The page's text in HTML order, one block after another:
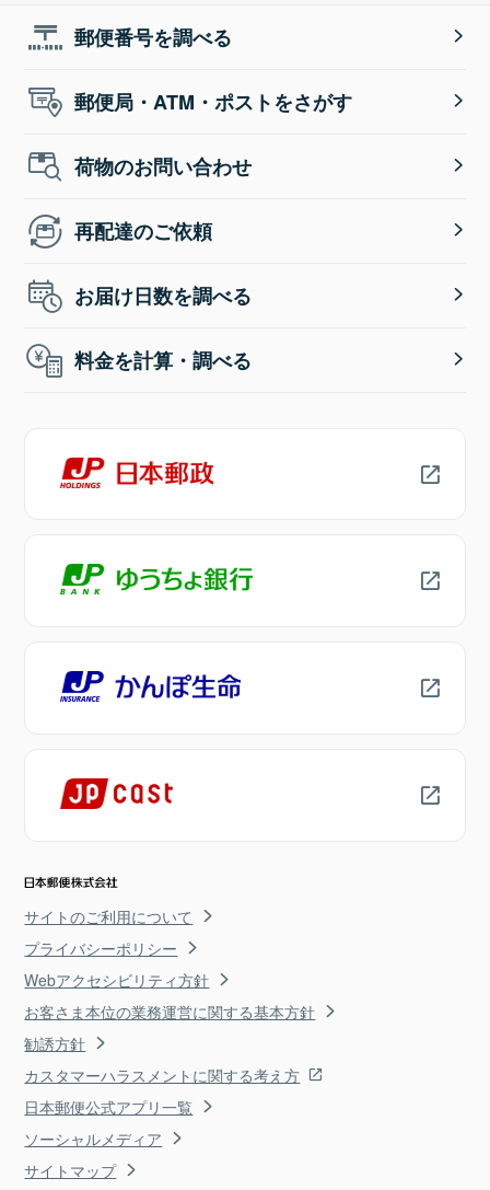
郵便番号を調べる
郵便局・ATM・ポストをさがす
荷物のお問い合わせ
再配達のご依頼
お届け日数を調べる
料金を計算・調べる
サイトのご利用について
プライバシーポリシー
Webアクセシビリティ方針
お客さま本位の業務運営に関する基本方針
勧誘方針
カスタマーハラスメントに関する考え方
日本郵便公式アプリ一覧
ソーシャルメディア
サイトマップ